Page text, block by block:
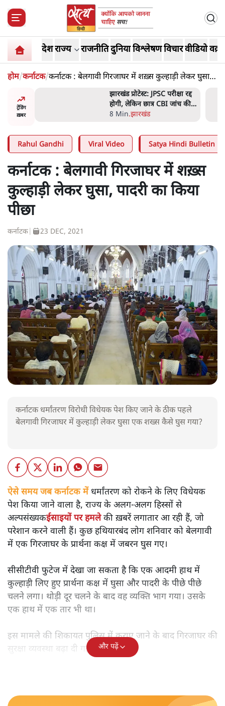
देशराज्य राजनीतिदुनियाविश्लेषणविचारवीडियो
होम/कर्नाटक/कर्नाटक : बेलगावी गिरजाघर में शख़्स कुल्हाड़ी लेकर घुसा,
ट्रेंडिंग
ख़बर
की
देश का
झारखंड प्रोटेस्ट: JPSC परीक्षा रद्द
होगी, लेकिन छात्र CBI जांच की
मांग पर अड़े; धरना-प्रदर्शन जारी
8 Min.झारखंड
Rahul Gandhi Viral Video Satya Hindi Bulletin
कर्नाटक : बेलगावी गिरजाघर में शख़्स
कुल्हाड़ी लेकर घुसा, पादरी का किया
पीछा
कर्नाटक 23 DEC, 2021
कर्नाटक धर्मांतरण विरोधी विधेयक पेश किए जाने के ठीक पहले
बेलगावी गिरजाघर में कुल्हाड़ी लेकर घुसा एक शख्स कैसे घुस गया?
ऐसे समय जब कर्नाटक मेंधर्मांतरण को रोकने के लिए विधेयक
पेश किया जाने वाला है, राज्य के अलग-अलग हिस्सों से
अल्पसंख्यकईसाइयों पर हमलेकी ख़बरें लगातार आ रही हैं, जो
परेशान करने वाली हैं। कुछ हथियारबंद लोग शनिवार को बेलगावी
में एक गिरजाघर के प्रार्थना कक्ष में जबरन घुस गए।
सीसीटीवी फुटेज में देखा जा सकता है कि एक आदमी हाथ में
कुल्हाड़ी लिए हुए प्रार्थना कक्ष में घुसा और पादरी के पीछे पीछे
चलने लगा। थोड़ी दूर चलने के बाद वह व्यक्ति भाग गया। उसके
एक हाथ में एक तार भी था।
इस मामले की शिकायत पुलिस में कराए जाने के बाद गिरजाघर की
सुरक्षा व्यवस्था बढ़ा दी गई।
और पढ़ें